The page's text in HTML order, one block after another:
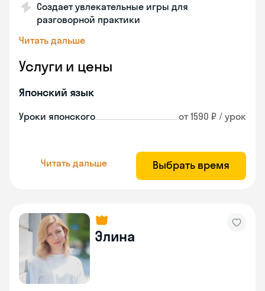
Создает увлекательные игры для
разговорной практики
Читать дальше
Услуги и цены
Японский язык
Уроки японского от 1590 ₽ / урок
Читать дальше Выбрать время
Элина